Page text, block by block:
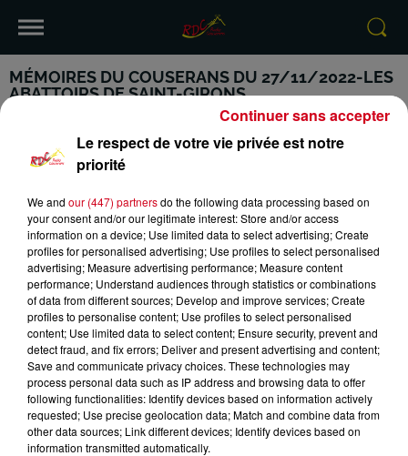
MÉMOIRES DU COUSERANS DU 27/11/2022-LES
ABATTOIRS DE SAINT-GIRONS
VOTRE INFO DE PROXIMITÉ PODCASTS ET REPLAY
RDC CONTACT
Mentions Légales Conditions Générales d'Utilisation
Politique de Confidentialité Politique Cookies
Gestion des Cookies Plan du site
Le respect de votre vie privée est notre
priorité
We and our (447) partnersdo the following data processing based on
your consent and/or our legitimate interest: Store and/or access
information on a device; Use limited data to select advertising; Create
profiles for personalised advertising; Use profiles to select personalised
advertising; Measure advertising performance; Measure content
performance; Understand audiences through statistics or combinations
of data from different sources; Develop and improve services; Create
profiles to personalise content; Use profiles to select personalised
content; Use limited data to select content; Ensure security, prevent and
detect fraud, and fix errors; Deliver and present advertising and content;
Save and communicate privacy choices. These technologies may
process personal data such as IP address and browsing data to offer
following functionalities: Identify devices based on information actively
requested; Use precise geolocation data; Match and combine data from
other data sources; Link different devices; Identify devices based on
information transmitted automatically.
Continuer sans accepter